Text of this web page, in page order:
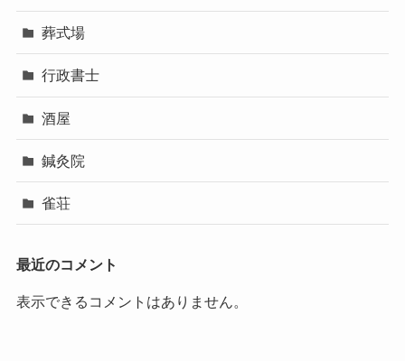
葬式場
行政書士
酒屋
鍼灸院
雀荘
最近のコメント
表示できるコメントはありません。